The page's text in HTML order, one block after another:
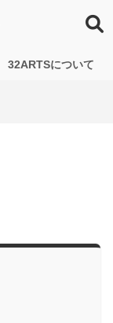
32ARTSについて